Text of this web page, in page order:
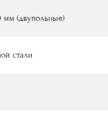
мм (двупольные)
стали